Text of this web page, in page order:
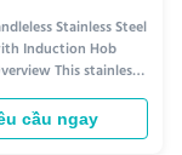
Stainless Steel
Induction Hob
This stainless
uses a modular
that combines
refrigeration,
cầu ngay